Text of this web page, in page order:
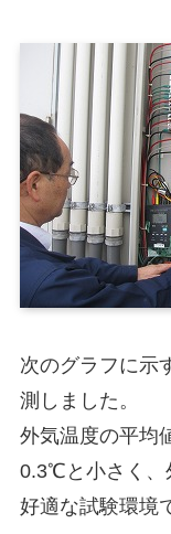
次のグラフに示
測しました。
外気温度の平均
0.3℃と小さく、
好適な試験環境